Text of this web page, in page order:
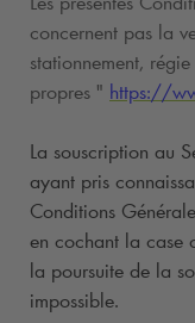
concernent pas la
stationnement,
propres " https://
La souscription au
ayant pris
Conditions
en cochant la case
la poursuite de la
impossible.